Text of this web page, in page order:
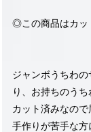
◎この商品はカッ
ジャンボうちわ
り、お持ちのうち
カット済みなの
手作りが苦手な方